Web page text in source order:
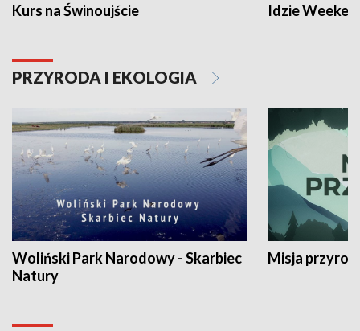
Kurs na Świnoujście Idzie
PRZYRODA I EKOLOGIA
Woliński Park Narodowy - Skarbiec
Natury
Misja